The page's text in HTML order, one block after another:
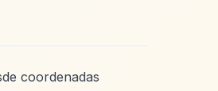
coordenadas